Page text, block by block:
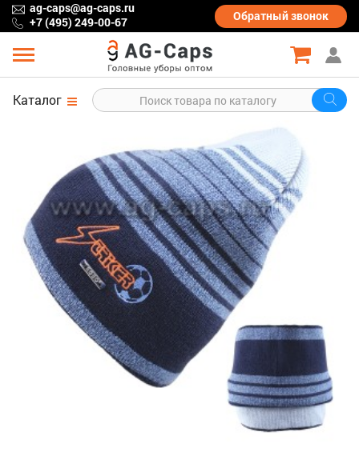
ag-caps@ag-caps.ru
+7 (495) 249-00-67
Обратныйзвонок
Каталог